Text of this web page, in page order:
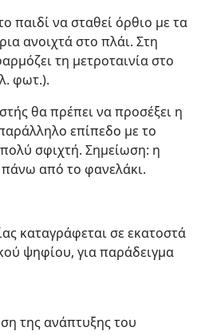
παιδί να σταθεί όρθιο με τα
ανοιχτά στο πλάι. Στη
τη μετροταινία στο
φωτ.).
θα πρέπει να προσέξει η
επίπεδο με το
σφιχτή. Σημείωση: η
πάνω από το φανελάκι.
καταγράφεται σε εκατοστά
ψηφίου, για παράδειγμα
της ανάπτυξης του